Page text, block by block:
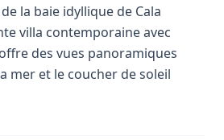
la baie idyllique de Cala
villa contemporaine avec
des vues panoramiques
mer et le coucher de soleil
les pièces, créant ainsi une